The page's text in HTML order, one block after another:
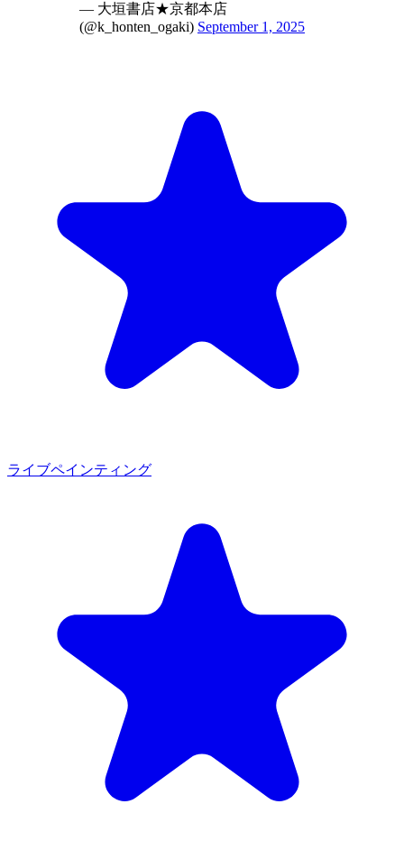
— 大垣書店★京都本店
(@k_honten_ogaki) September 1, 2025
ライブペインティング